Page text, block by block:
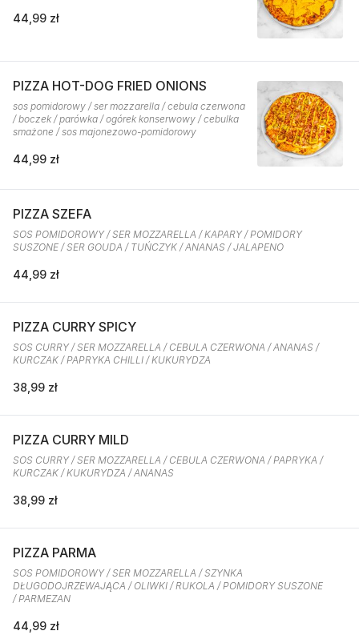
44,99 zł
PIZZA HOT-DOG FRIED ONIONS
sos pomidorowy / ser mozzarella / cebula czerwona
/ boczek / parówka / ogórek konserwowy / cebulka
smażone / sos majonezowo-pomidorowy
44,99 zł
PIZZA SZEFA
SOS POMIDOROWY / SER MOZZARELLA / KAPARY / POMIDORY
SUSZONE / SER GOUDA / TUŃCZYK / ANANAS / JALAPENO
44,99 zł
PIZZA CURRY SPICY
SOS CURRY / SER MOZZARELLA / CEBULA CZERWONA / ANANAS /
KURCZAK / PAPRYKA CHILLI / KUKURYDZA
38,99 zł
PIZZA CURRY MILD
SOS CURRY / SER MOZZARELLA / CEBULA CZERWONA / PAPRYKA /
KURCZAK / KUKURYDZA / ANANAS
38,99 zł
PIZZA PARMA
SOS POMIDOROWY / SER MOZZARELLA / SZYNKA
DŁUGODOJRZEWAJĄCA / OLIWKI / RUKOLA / POMIDORY SUSZONE
/ PARMEZAN
44,99 zł